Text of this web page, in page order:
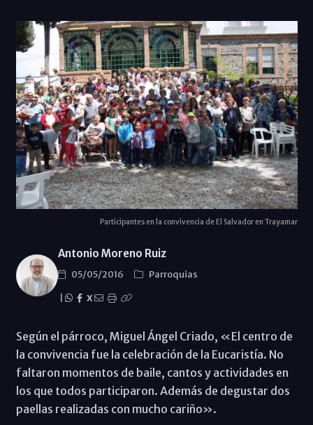
Participantes en la convivencia de El Salvador en Trayamar
Antonio Moreno Ruiz
05/05/2016
Parroquias
X
Según el párroco, Miguel Ángel Criado, «El centro de
la convivencia fue la celebración de la Eucaristía. No
faltaron momentos de baile, cantos y actividades en
los que todos participaron. Además de degustar dos
paellas realizadas con mucho cariño».